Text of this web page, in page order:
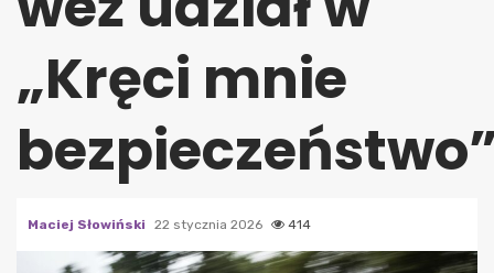
„Kręci mnie
Maciej Słowiński 22 stycznia 2026 414